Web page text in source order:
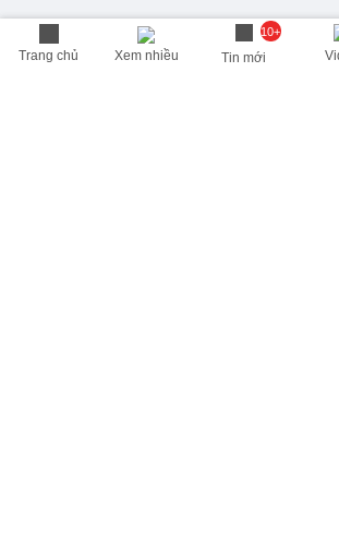
Trang chủ Xem nhiều
10+
Tin mới